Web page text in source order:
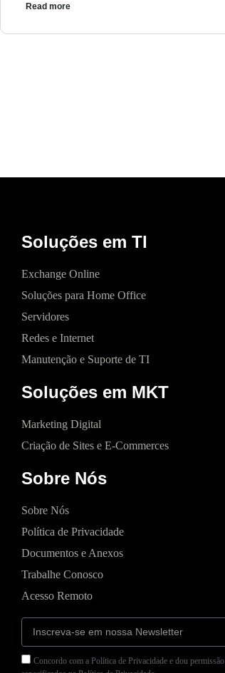
Read more
Soluções em TI
Exchange Online
Soluções para Home Office
Servidores
Redes e Internet
Manutenção e Suporte de TI
Soluções em MKT
Marketing Digital
Criação de Sites e E-Commerces
Sobre Nós
Sobre Nós
Política de Privacidade
Documentos e Anexos
Trabalhe Conosco
Acesso Remoto
Concordo com a Política de Privacidade e dou